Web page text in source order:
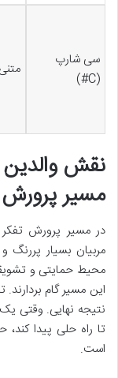
سی شارپ
(C#)
متنی
نقش والدین
مسیر
در مسیر پرورش
مربیان بسیار پررنگ
محیط حمایتی و
این مسیر گام بردارند.
نتیجه نهایی. وقتی
تا راه حلی پیدا
است.